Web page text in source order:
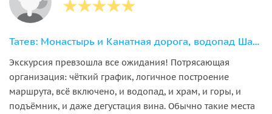
Татев: Монастырь и Канатная дорога, водопад Шаки и дегустация вина в Арени
Экскурсия превзошла все ожидания! Потрясающая
организация: чёткий график, логичное построение
маршрута, всё включено, и водопад, и храм, и горы, и
подъёмник, и даже дегустация вина. Обычно такие места